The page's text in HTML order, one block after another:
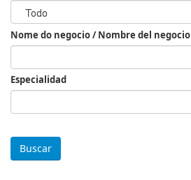
Todo
Sector
Nome do negocio / Nombre del negocio
Especialidad